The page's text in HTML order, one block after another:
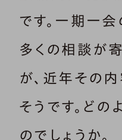
です。一期一
多くの相談が
が、近年その
そうです。どの
のでしょうか。